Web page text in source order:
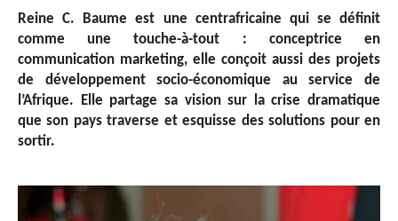
Reine C. Baume est une centrafricaine qui se définit
comme une touche-à-tout : conceptrice en
communication marketing, elle conçoit aussi des projets
de développement socio-économique au service de
l’Afrique. Elle partage sa vision sur la crise dramatique
que son pays traverse et esquisse des solutions pour en
sortir.